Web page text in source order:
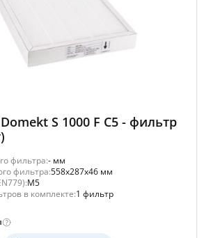
S 1000 F C5 - фильтр
фильтра:- мм
фильтра:558x287x46 мм
M5
в комплекте:1 фильтр